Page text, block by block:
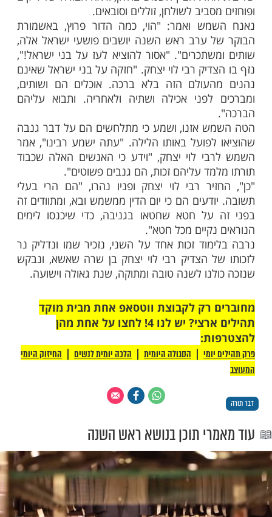
סגולהמיוחדת - להזכיר את שמו של
של ישראל, רבי לוי יצחק מברדיטשוב, בימי
מעורר זכויות על עם ישראל, כשם שבחיותו
על עם ישראל, בכל זמן ובכל מצב.
לוי יצחק מברדיטשוב שהשכים לסליחות
השנה. הוא הלך לבית הכנסת ומשמשו עמו.
יורדים. הלכו והסתתרו שניהם תחת גג
הציץ השמש בחלון, וראה חבורה של ריקים
לשולחן, זוללים וסובאים.
ואמר: "הוי, כמה הדור פרוץ, באשמורת
ערב ראש השנה יושבים פושעי ישראל אלה,
"אסור להוציא לעז על בני ישראל!",
רבי לוי יצחק. "חזקה על בני ישראל שאינם
הזה בלא ברכה. אוכלים הם ושותים,
לפני אכילה ושתיה ולאחריה. ותבוא עליהם
אזנו, ושמע כי מתלחשים הם על דבר גנבה
באותו הלילה. "עתה ישמע רבינו", אמר
לוי יצחק, "וידע כי האנשים האלה שכבוד
עליהם זכות, הם גנבים פשוטים".
רבי לוי יצחק ופניו נהרו, "הם הרי בעלי
הם כי יום הדין ממשמש ובא, ומתוודים זה
חטא שחטאו בגניבה, כדי שיכנסו לימים
מכל חטא".
זכות אחד על השני, נזכיר שמו ונדליק נר
הצדיק רבי לוי יצחק בן שרה שאשא, ונבקש
לשנה טובה ומתוקה, שנת גאולה וישועה.